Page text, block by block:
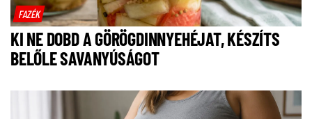
FAZÉK
KI NE DOBD A GÖRÖGDINNYEHÉJAT, KÉSZÍTS
BELŐLE SAVANYÚSÁGOT